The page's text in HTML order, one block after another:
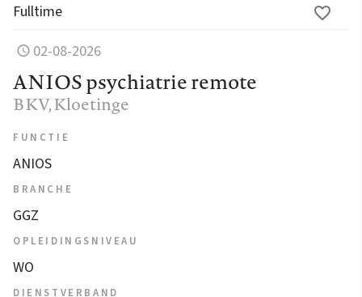
Fulltime
02-08-2026
ANIOS psychiatrie remote
BKV, Kloetinge
FUNCTIE
ANIOS
BRANCHE
GGZ
OPLEIDINGSNIVEAU
WO
DIENSTVERBAND